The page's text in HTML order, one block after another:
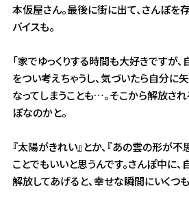
本仮屋さん。最後に街に出て、さんぽを
バイスも。
「家でゆっくりする時間も大好きですが
をつい考えちゃうし、気づいたら自分に
なってしまうことも…。そこから解放さ
ぽなのかと。
『太陽がきれい』とか、『あの雲の形が不
ことでもいいと思うんです。さんぽ中に
解放してあげると、幸せな瞬間にいくつ